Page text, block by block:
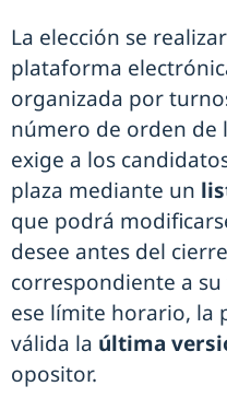
La elección se
plataforma
organizada por
número de orden de
exige a los
plaza mediante un
que podrá
desee antes del
correspondiente a
ese límite horario, la
válida la última
opositor.